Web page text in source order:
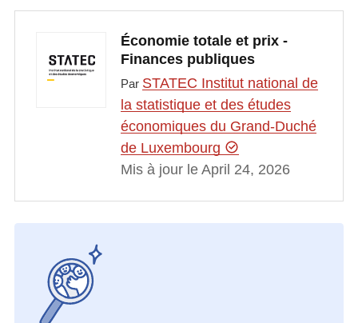
Économie totale et prix -
Finances publiques
Par STATEC Institut national de
la statistique et des études
économiques du Grand-Duché
de Luxembourg
Mis à jour le April 24, 2026